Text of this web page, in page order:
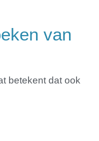
van
betekent dat ook